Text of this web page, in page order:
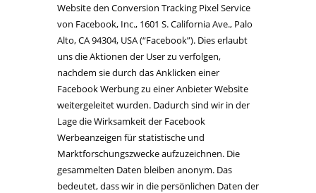
Website den Conversion Tracking Pixel Service
von Facebook, Inc., 1601 S. California Ave., Palo
Alto, CA 94304, USA (“Facebook”). Dies erlaubt
uns die Aktionen der User zu verfolgen,
nachdem sie durch das Anklicken einer
Facebook Werbung zu einer Anbieter Website
weitergeleitet wurden. Dadurch sind wir in der
Lage die Wirksamkeit der Facebook
Werbeanzeigen für statistische und
Marktforschungszwecke aufzuzeichnen. Die
gesammelten Daten bleiben anonym. Das
bedeutet, dass wir in die persönlichen Daten der